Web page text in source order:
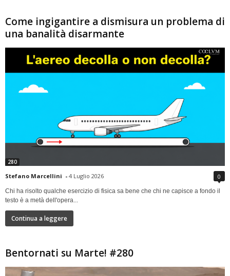
Come ingigantire a dismisura un problema di
una banalità disarmante
280
Stefano Marcellini - 4 Luglio 2026 0
Chi ha risolto qualche esercizio di fisica sa bene che chi ne capisce a fondo il
testo è a metà dell'opera...
Continua a leggere
Bentornati su Marte! #280